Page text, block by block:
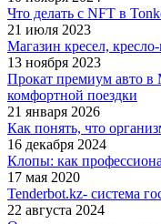
Что делать с NFT в
21 июля 2023
Магазин кресел,
13 ноября 2023
Прокат премиум авто в
комфортной поездки
21 января 2026
Как понять, что
16 декабря 2024
Клопы: как
17 мая 2020
Tenderbot.kz- система
22 августа 2024